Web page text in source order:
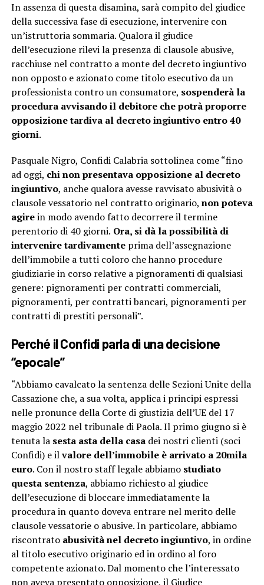
In assenza di questa disamina, sarà compito del giudice
della successiva fase di esecuzione, intervenire con
un’istruttoria sommaria. Qualora il giudice
dell’esecuzione rilevi la presenza di clausole abusive,
racchiuse nel contratto a monte del decreto ingiuntivo
non opposto e azionato come titolo esecutivo da un
professionista contro un consumatore, sospenderà la
procedura avvisando il debitore che potrà proporre
opposizione tardiva al decreto ingiuntivo entro 40
giorni.
Pasquale Nigro, Confidi Calabria sottolinea come “fino
ad oggi, chi non presentava opposizione al decreto
ingiuntivo, anche qualora avesse ravvisato abusività o
clausole vessatorio nel contratto originario, non poteva
agirein modo avendo fatto decorrere il termine
perentorio di 40 giorni. Ora, si dà la possibilità di
intervenire tardivamenteprima dell’assegnazione
dell’immobile a tutti coloro che hanno procedure
giudiziarie in corso relative a pignoramenti di qualsiasi
genere: pignoramenti per contratti commerciali,
pignoramenti, per contratti bancari, pignoramenti per
contratti di prestiti personali”.
Perché il Confidi parla di una decisione
“epocale”
“Abbiamo cavalcato la sentenza delle Sezioni Unite della
Cassazione che, a sua volta, applica i principi espressi
nelle pronunce della Corte di giustizia dell’UE del 17
maggio 2022 nel tribunale di Paola. Il primo giugno si è
tenuta la sesta asta della casadei nostri clienti (soci
Confidi) e ilvalore dell’immobile è arrivato a 20mila
euro. Con il nostro staff legale abbiamo studiato
questa sentenza, abbiamo richiesto al giudice
dell’esecuzione di bloccare immediatamente la
procedura in quanto doveva entrare nel merito delle
clausole vessatorie o abusive. In particolare, abbiamo
riscontrato abusività nel decreto ingiuntivo, in ordine
al titolo esecutivo originario ed in ordino al foro
competente azionato. Dal momento che l’interessato
non aveva presentato opposizione, il Giudice